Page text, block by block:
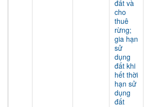
đất và
cho
thuê
rừng;
gia hạn
sử
dụng
đất khi
hết thời
hạn sử
dụng
đất